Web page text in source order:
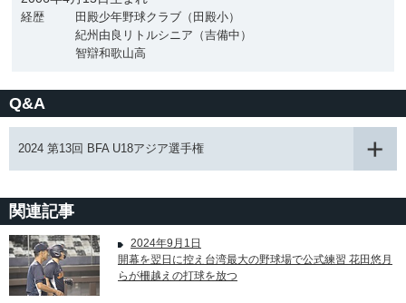
経歴
田殿少年野球クラブ（田殿小）
紀州由良リトルシニア（吉備中）
智辯和歌山高
Q&A
2024 第13回 BFA U18アジア選手権
関連記事
2024年9月1日
開幕を翌日に控え台湾最大の野球場で公式練習 花田悠月
らが柵越えの打球を放つ